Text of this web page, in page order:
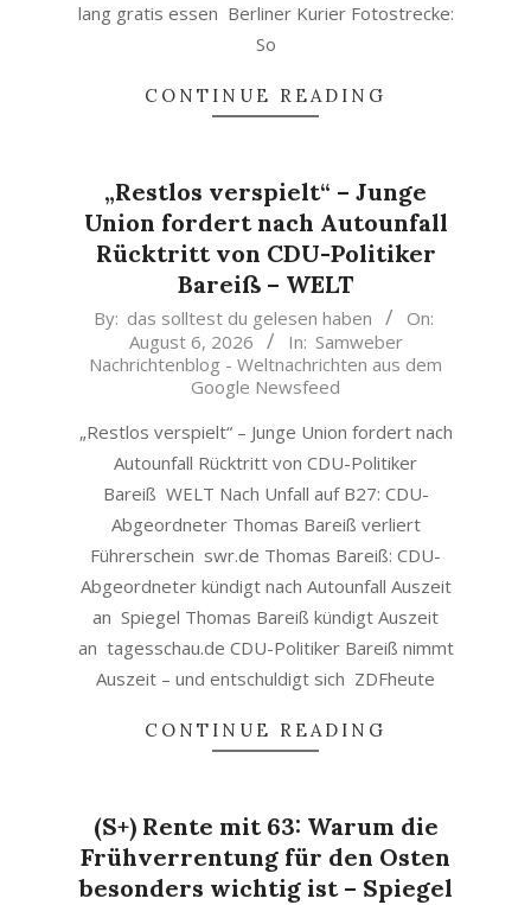
lang gratis essen Berliner Kurier Fotostrecke:
So
CONTINUE READING
„Restlos verspielt“ – Junge
Union fordert nach Autounfall
Rücktritt von CDU-Politiker
Bareiß – WELT
2026-
06
By: das solltest du gelesen haben
On:
August 6, 2026
In: Samweber
Nachrichtenblog - Weltnachrichten aus dem
Google Newsfeed
„Restlos verspielt“ – Junge Union fordert nach
Autounfall Rücktritt von CDU-Politiker
Bareiß WELT Nach Unfall auf B27: CDU-
Abgeordneter Thomas Bareiß verliert
Führerschein swr.de Thomas Bareiß: CDU-
Abgeordneter kündigt nach Autounfall Auszeit
an Spiegel Thomas Bareiß kündigt Auszeit
an tagesschau.de CDU-Politiker Bareiß nimmt
Auszeit – und entschuldigt sich ZDFheute
CONTINUE READING
(S+) Rente mit 63: Warum die
Frühverrentung für den Osten
besonders wichtig ist – Spiegel